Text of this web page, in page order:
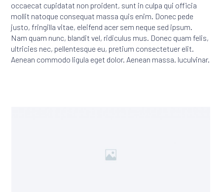
occaecat cupidatat non proident, sunt in culpa qui officia
mollit natoque consequat massa quis enim. Donec pede
justo, fringilla vitae, eleifend acer sem neque sed ipsum.
Nam quam nunc, blandit vel, ridiculus mus. Donec quam felis,
ultricies nec, pellentesque eu, pretium consectetuer elit.
Aenean commodo ligula eget dolor. Aenean massa. luculvinar.